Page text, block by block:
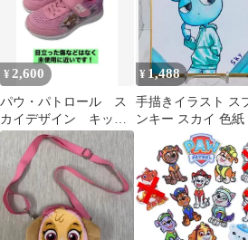
¥ 2,600
パウ・パトロール ス
カイデザイン キッズ
用ニットスニーカー
18.0㎝ ピンク
¥ 1,488
手描きイラスト ス
ンキー スカイ 色紙
作イラスト